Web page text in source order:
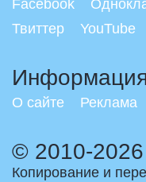
Facebook
Твиттер
YouTube
О сайте Реклама
© 2010-
Копирование и